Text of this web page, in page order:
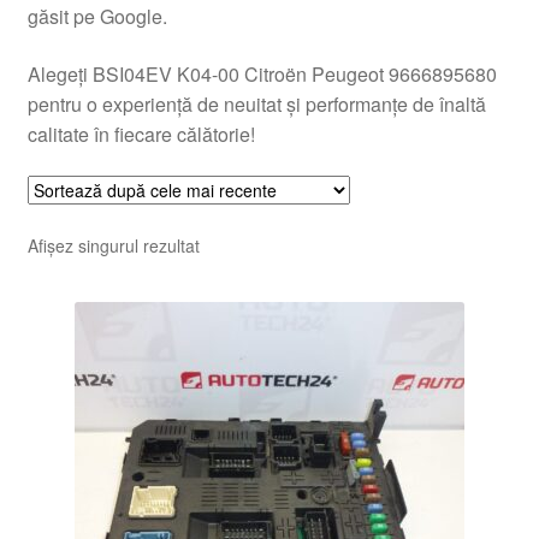
găsit pe Google.
Alegeți BSI04EV K04-00 Citroën Peugeot 9666895680
pentru o experiență de neuitat și performanțe de înaltă
calitate în fiecare călătorie!
Afișez singurul rezultat